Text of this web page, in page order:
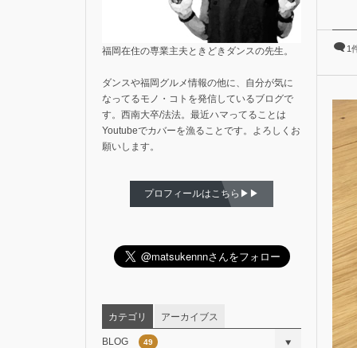
1
福岡在住の専業主夫ときどきダンスの先生。
ダンスや福岡グルメ情報の他に、自分が気に
なってるモノ・コトを発信しているブログで
す。西南大卒/法法。最近ハマってることは
Youtubeでカバーを漁ることです。よろしくお
願いします。
プロフィールはこちら▶▶
カテゴリ アーカイブス
BLOG 49